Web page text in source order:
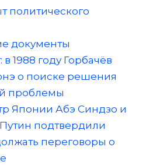
политического
документы
1988 году Горбачёв
о поиске решения
проблемы
Японии Абэ Синдзо и
подтвердили
переговоры о